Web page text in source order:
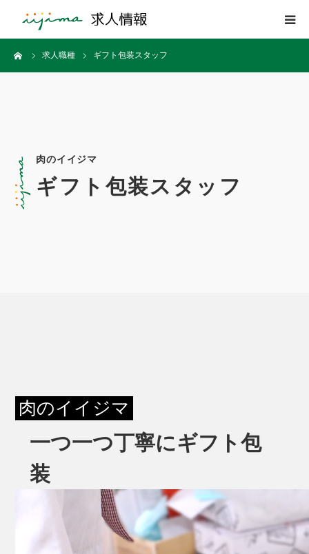
求人職種 ギフト包装スタッフ
肉のイイジマ
ギフト包装スタッフ
肉のイイジマ
一つ一つ丁寧にギフト包
装
トップページ
お問合せ